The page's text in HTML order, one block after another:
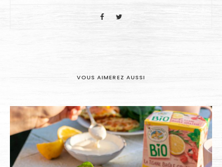
VOUS AIMEREZ AUSSI